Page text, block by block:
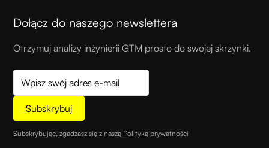
Dołącz do naszego newslettera
Otrzymuj analizy inżynierii GTM prosto do swojej skrzynki.
Subskrybując, zgadzasz się z naszą Polityką prywatności